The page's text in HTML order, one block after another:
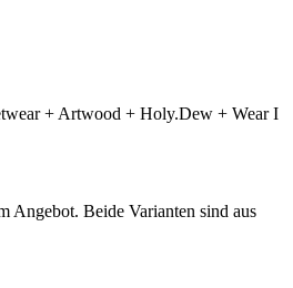
+ Artwood + Holy.Dew + Wear I
Angebot. Beide Varianten sind aus